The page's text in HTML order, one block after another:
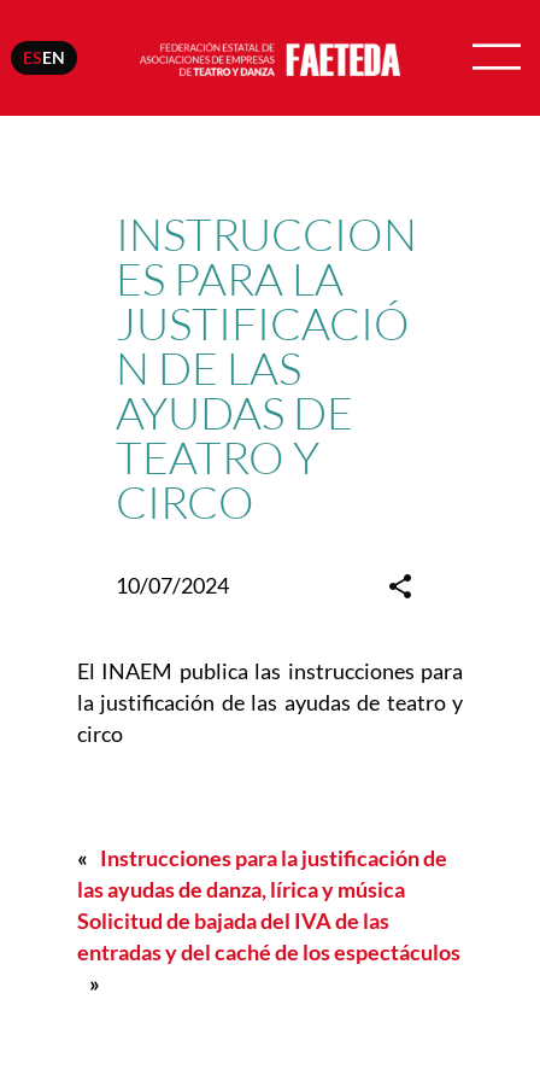
ESEN
Saltar
INSTRUCCION
ES PARA LA
JUSTIFICACIÓ
N DE LAS
AYUDAS DE
TEATRO Y
CIRCO
10/07/2024
El INAEM publica las instrucciones para
la justificación de las ayudas de teatro y
circo
« Instrucciones para la justificación de
las ayudas de danza, lírica y música
Solicitud de bajada del IVA de las
entradas y del caché de los espectáculos
»